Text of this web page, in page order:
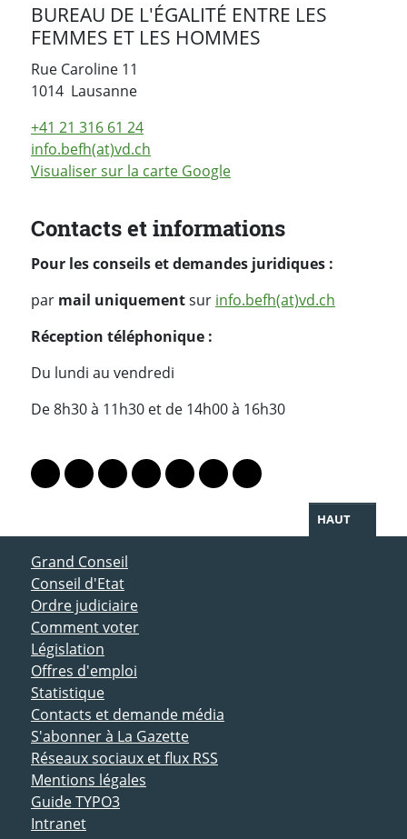
BUREAU DE L'ÉGALITÉ ENTRE LES
FEMMES ET LES HOMMES
Rue Caroline 11
1014 LausanneSuisse
+41 21 316 61 24
info.befh(at)vd.ch
Visualiser sur la carte Google
Contacts et informations
Pour les conseils et demandes juridiques :
par mail uniquementsur info.befh(at)vd.ch
Réception téléphonique :
Du lundi au vendredi
De 8h30 à 11h30 et de 14h00 à 16h30
Lien vers le profil Mastodon
Lien vers le profil Bluesky
Lien vers le profil Instagram
Lien vers le profil Linkedin
Lien vers le profil Facebook
Lien vers le profil Twitter
Partager par WhatsApp
HAUT
ACCÈS DIRECT
Grand Conseil
Conseil d'Etat
Ordre judiciaire
Comment voter
Législation
Offres d'emploi
Statistique
Contacts et demande média
S'abonner à La Gazette
Réseaux sociaux et flux RSS
Mentions légales
Guide TYPO3
Intranet